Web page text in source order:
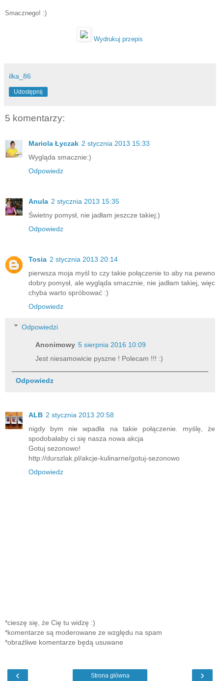
Smacznego! :)
Wydrukuj przepis
ilka_86
Udostępnij
5 komentarzy:
Mariola Łyczak 2 stycznia 2013 15:33
Wygląda smacznie:)
Odpowiedz
Anula 2 stycznia 2013 15:35
Świetny pomysł, nie jadłam jeszcze takiej:)
Odpowiedz
Tosia 2 stycznia 2013 20:14
pierwsza moja myśl to czy takie połączenie to aby na pewno
dobry pomysł, ale wygląda smacznie, nie jadłam takiej, więc
chyba warto spróbować :)
Odpowiedz
Odpowiedzi
Anonimowy 5 sierpnia 2016 10:09
Jest niesamowicie pyszne ! Polecam !!! :)
Odpowiedz
ALB 2 stycznia 2013 20:58
nigdy bym nie wpadła na takie połączenie. myślę, że
spodobałaby ci się nasza nowa akcja
Gotuj sezonowo!
http://durszlak.pl/akcje-kulinarne/gotuj-sezonowo
Odpowiedz
*cieszę się, że Cię tu widzę :)
*komentarze są moderowane ze względu na spam
*obraźliwe komentarze będą usuwane
‹ ›
Strona główna